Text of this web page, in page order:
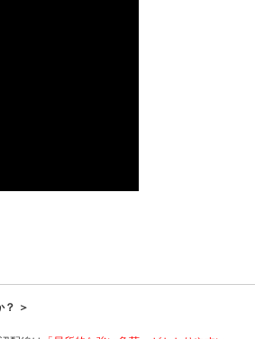
？ ＞